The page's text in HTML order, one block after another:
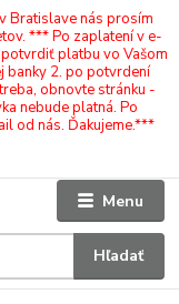
Bratislave nás prosím
*** Po zaplatení v e-
platbu vo Vašom
banky 2. po potvrdení
obnovte stránku -
nebude platná. Po
od nás. Ďakujeme.***
Menu
Hľadať